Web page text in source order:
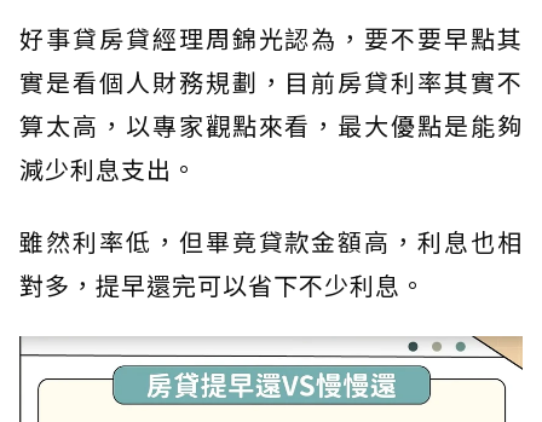
好事貸房貸經理周錦光認為，要不要早點其
實是看個人財務規劃，目前房貸利率其實不
算太高，以專家觀點來看，最大優點是能夠
減少利息支出。
雖然利率低，但畢竟貸款金額高，利息也相
對多，提早還完可以省下不少利息。